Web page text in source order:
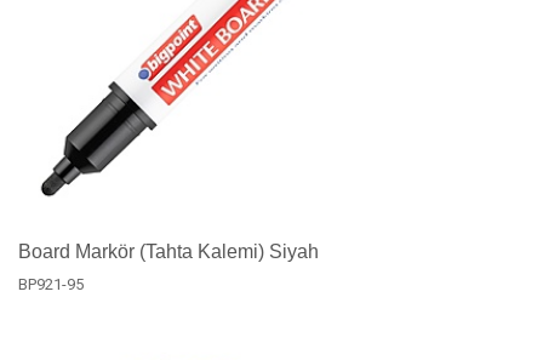
Board Markör (Tahta Kalemi) Siyah
BP921-95